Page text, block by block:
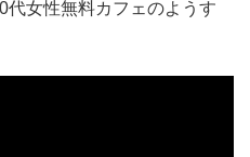
代女性無料カフェのようす